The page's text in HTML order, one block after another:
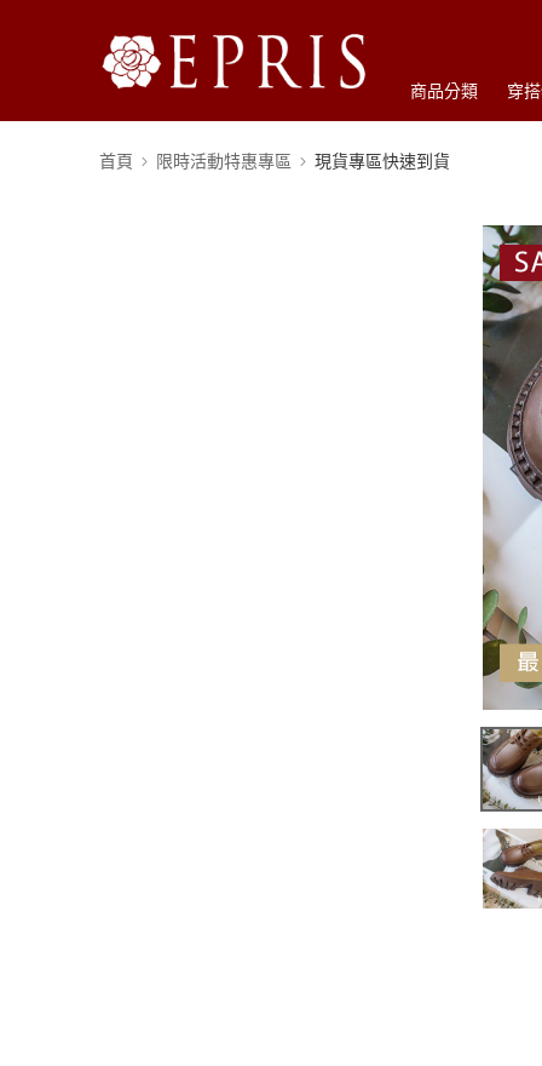
商品分類 穿
首頁 限時活動特惠專區 現貨專區快速到貨